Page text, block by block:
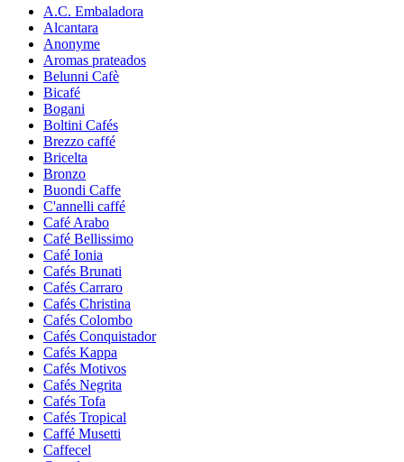
A.C. Embaladora
Alcantara
Anonyme
Aromas prateados
Belunni Cafè
Bicafé
Bogani
Boltini Cafés
Brezzo caffé
Bricelta
Bronzo
Buondi Caffe
C'annelli caffé
Café Arabo
Café Bellissimo
Café Ionia
Cafés Brunati
Cafés Carraro
Cafés Christina
Cafés Colombo
Cafés Conquistador
Cafés Kappa
Cafés Motivos
Cafés Negrita
Cafés Tofa
Cafés Tropical
Caffé Musetti
Caffecel